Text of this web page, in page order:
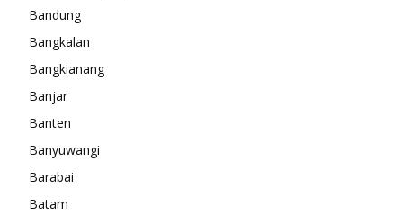
Bandung
Bangkalan
Bangkianang
Banjar
Banten
Banyuwangi
Barabai
Batam